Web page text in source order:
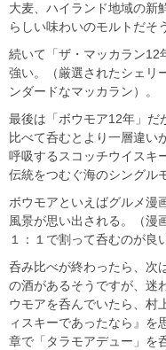
大麦、ハイランド地域の新
らしい味わいのモルトだそ
続いて「ザ・マッカラン
強い。（厳選されたシェリ
ンダードなマッカラン）。
最後は「ボウモア12年」だ
比べて呑むとより一層違い
呼吸するスコッチウイスキ
伝統をつむぐ海のシングル
ボウモアといえばグルメ漫
風景が思い出される。（漫
１：１で割って呑むのが良
呑み比べが終わったら、次
の酒があるそうですが、迷
ウモアを呑んでいたら、村
ィスキーであったなら』を
章で「タラモアデュー」を